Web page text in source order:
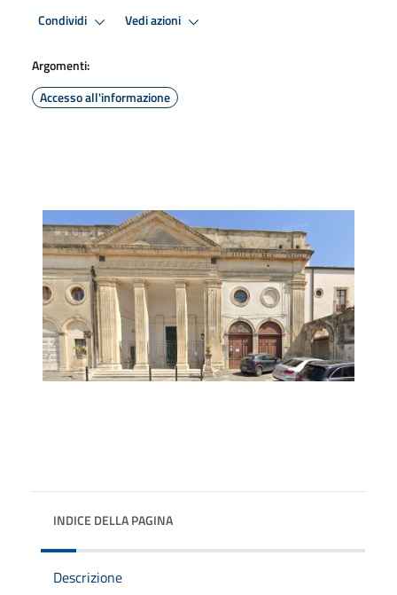
Condividi Vedi azioni
Argomenti:
Accesso all'informazione
INDICE DELLA PAGINA
Descrizione